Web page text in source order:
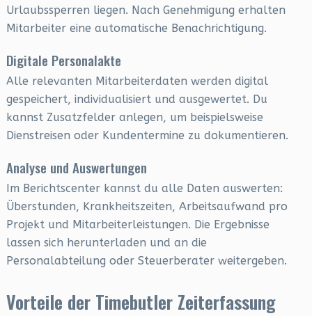
Urlaubssperren liegen. Nach Genehmigung erhalten
Mitarbeiter eine automatische Benachrichtigung.
Digitale Personalakte
Alle relevanten Mitarbeiterdaten werden digital
gespeichert, individualisiert und ausgewertet. Du
kannst Zusatzfelder anlegen, um beispielsweise
Dienstreisen oder Kundentermine zu dokumentieren.
Analyse und Auswertungen
Im Berichtscenter kannst du alle Daten auswerten:
Überstunden, Krankheitszeiten, Arbeitsaufwand pro
Projekt und Mitarbeiterleistungen. Die Ergebnisse
lassen sich herunterladen und an die
Personalabteilung oder Steuerberater weitergeben.
Vorteile der Timebutler Zeiterfassung